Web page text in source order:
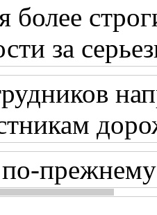
более
за
по-